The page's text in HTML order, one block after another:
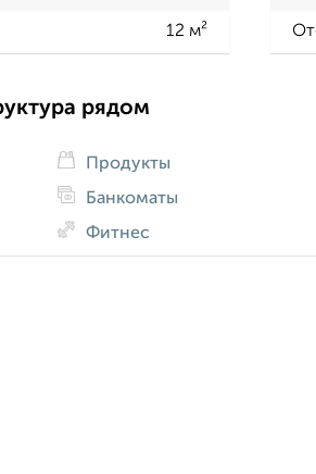
12 м²
рядом
Продукты
Банкоматы
Фитнес